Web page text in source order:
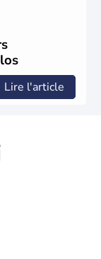
Lire l'article